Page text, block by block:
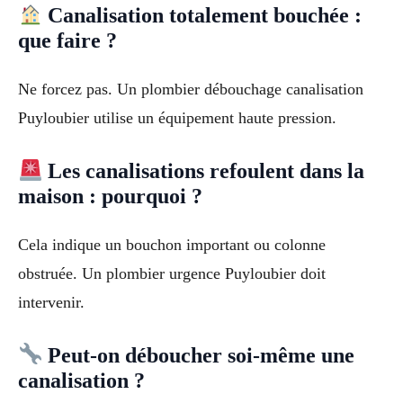
Canalisation totalement bouchée :
que faire ?
Ne forcez pas. Un plombier débouchage canalisation
Puyloubier utilise un équipement haute pression.
Les canalisations refoulent dans la
maison : pourquoi ?
Cela indique un bouchon important ou colonne
obstruée. Un plombier urgence Puyloubier doit
intervenir.
Peut-on déboucher soi-même une
canalisation ?